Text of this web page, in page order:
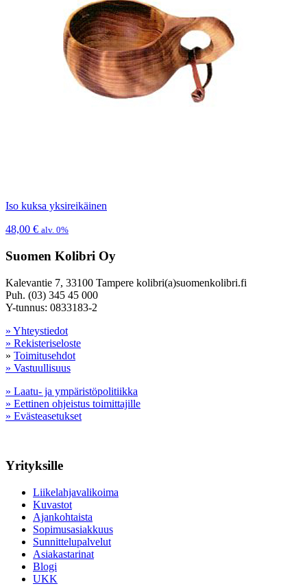
Iso kuksa yksireikäinen
48,00 € alv. 0%
Suomen Kolibri Oy
Kalevantie 7, 33100 Tampere kolibri(a)suomenkolibri.fi
Puh. (03) 345 45 000
Y-tunnus: 0833183-2
» Yhteystiedot
» Rekisteriseloste
» Toimitusehdot
» Vastuullisuus
» Laatu- ja ympäristöpolitiikka
» Eettinen ohjeistus toimittajille
» Evästeasetukset
Yrityksille
Liikelahjavalikoima
Kuvastot
Ajankohtaista
Sopimusasiakkuus
Sunnittelupalvelut
Asiakastarinat
Blogi
UKK